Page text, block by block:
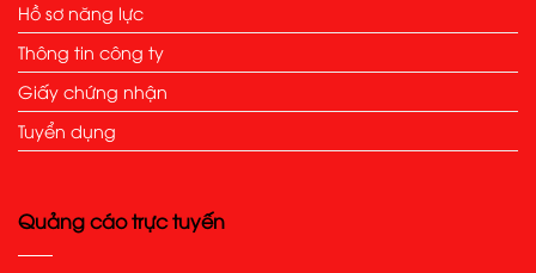
Hồ sơ năng lực
Thông tin công ty
Giấy chứng nhận
Tuyển dụng
Quảng cáo trực tuyến